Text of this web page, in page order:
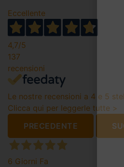
Eccellente
4,7/5
137
recensioni
Le nostre recensioni a 4 e 5
Clicca qui per leggerle tutte >
PRECEDENTE
6 Giorni Fa